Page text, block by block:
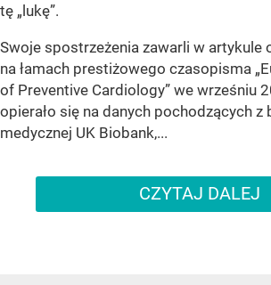
tę „lukę”.
Swoje spostrzeżenia zawarli w artykule
na łamach prestiżowego czasopisma
of Preventive Cardiology” we wrześniu
opierało się na danych pochodzących z
medycznej UK Biobank,...
CZYTAJ DALEJ